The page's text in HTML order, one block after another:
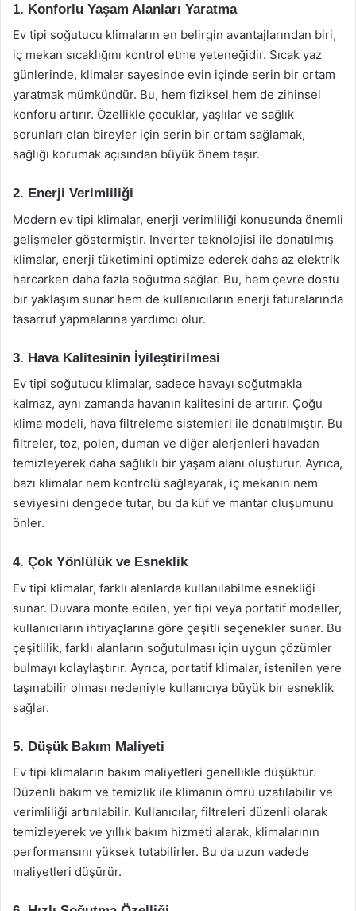
1. Konforlu Yaşam Alanları Yaratma
Ev tipi soğutucu klimaların en belirgin avantajlarından biri,
iç mekan sıcaklığını kontrol etme yeteneğidir. Sıcak yaz
günlerinde, klimalar sayesinde evin içinde serin bir ortam
yaratmak mümkündür. Bu, hem fiziksel hem de zihinsel
konforu artırır. Özellikle çocuklar, yaşlılar ve sağlık
sorunları olan bireyler için serin bir ortam sağlamak,
sağlığı korumak açısından büyük önem taşır.
2. Enerji Verimliliği
Modern ev tipi klimalar, enerji verimliliği konusunda önemli
gelişmeler göstermiştir. Inverter teknolojisi ile donatılmış
klimalar, enerji tüketimini optimize ederek daha az elektrik
harcarken daha fazla soğutma sağlar. Bu, hem çevre dostu
bir yaklaşım sunar hem de kullanıcıların enerji faturalarında
tasarruf yapmalarına yardımcı olur.
3. Hava Kalitesinin İyileştirilmesi
Ev tipi soğutucu klimalar, sadece havayı soğutmakla
kalmaz, aynı zamanda havanın kalitesini de artırır. Çoğu
klima modeli, hava filtreleme sistemleri ile donatılmıştır. Bu
filtreler, toz, polen, duman ve diğer alerjenleri havadan
temizleyerek daha sağlıklı bir yaşam alanı oluşturur. Ayrıca,
bazı klimalar nem kontrolü sağlayarak, iç mekanın nem
seviyesini dengede tutar, bu da küf ve mantar oluşumunu
önler.
4. Çok Yönlülük ve Esneklik
Ev tipi klimalar, farklı alanlarda kullanılabilme esnekliği
sunar. Duvara monte edilen, yer tipi veya portatif modeller,
kullanıcıların ihtiyaçlarına göre çeşitli seçenekler sunar. Bu
çeşitlilik, farklı alanların soğutulması için uygun çözümler
bulmayı kolaylaştırır. Ayrıca, portatif klimalar, istenilen yere
taşınabilir olması nedeniyle kullanıcıya büyük bir esneklik
sağlar.
5. Düşük Bakım Maliyeti
Ev tipi klimaların bakım maliyetleri genellikle düşüktür.
Düzenli bakım ve temizlik ile klimanın ömrü uzatılabilir ve
verimliliği artırılabilir. Kullanıcılar, filtreleri düzenli olarak
temizleyerek ve yıllık bakım hizmeti alarak, klimalarının
performansını yüksek tutabilirler. Bu da uzun vadede
maliyetleri düşürür.